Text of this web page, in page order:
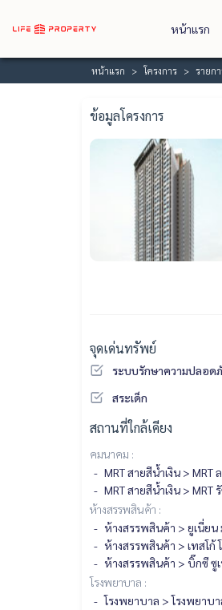
หน้าแรก
หน้าแรก โครงการ รายก
ข้อมูลโครงการ
จุดเด่นทรัพย์
ระบบรักษาความปลอด
สระเด็ก
สถานที่ใกล้เคียง
คมนาคม :
MRT สายสีน้ำเงิน > MRT
MRT สายสีน้ำเงิน > MRT
ห้างสรรพสินค้า :
ห้างสรรพสินค้า > ยูเนี่ยน
ห้างสรรพสินค้า > เทสโก้
ห้างสรรพสินค้า > บิ๊กซี ซู
โรงพยาบาล :
โรงพยาบาล > โรงพยาบ